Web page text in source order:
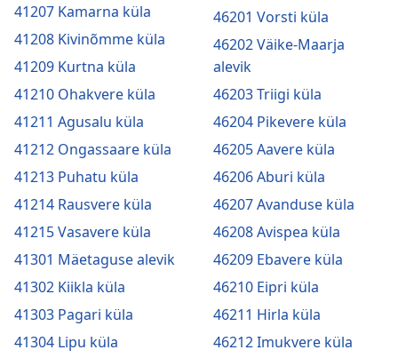
41207 Kamarna küla
41208 Kivinõmme küla
41209 Kurtna küla
41210 Ohakvere küla
41211 Agusalu küla
41212 Ongassaare küla
41213 Puhatu küla
41214 Rausvere küla
41215 Vasavere küla
41301 Mäetaguse alevik
41302 Kiikla küla
41303 Pagari küla
41304 Lipu küla
46201 Vorsti küla
46202 Väike-Maarja
alevik
46203 Triigi küla
46204 Pikevere küla
46205 Aavere küla
46206 Aburi küla
46207 Avanduse küla
46208 Avispea küla
46209 Ebavere küla
46210 Eipri küla
46211 Hirla küla
46212 Imukvere küla